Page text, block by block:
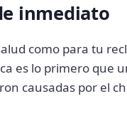
inmediato
como para tu
es lo primero que
causadas por el